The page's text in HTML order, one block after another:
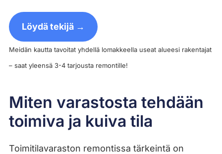
Löydä tekijä →
Meidän kautta tavoitat yhdellä lomakkeella useat alueesi rakentajat
– saat yleensä 3-4 tarjousta remontille!
Miten varastosta tehdään
toimiva ja kuiva tila
Toimitilavaraston remontissa tärkeintä on